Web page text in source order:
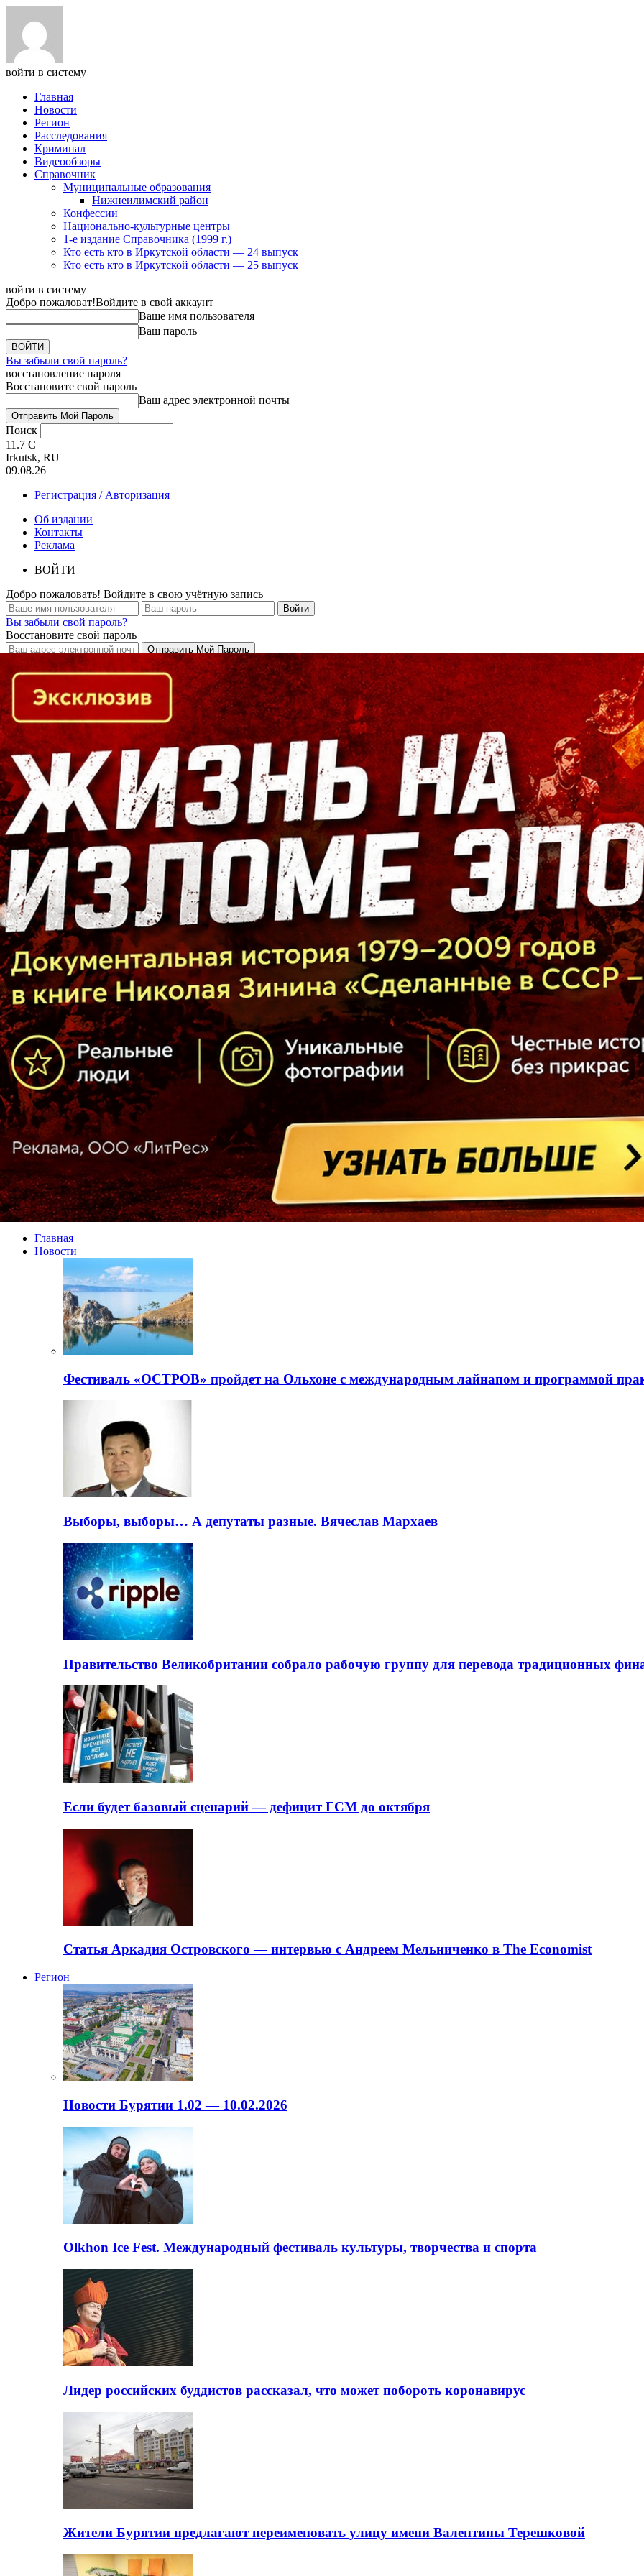
войти в систему
Главная
Новости
Регион
Расследования
Криминал
Видеообзоры
Справочник
Муниципальные образования
Нижнеилимский район
Конфессии
Национально-культурные центры
1-е издание Справочника (1999 г.)
Кто есть кто в Иркутской области — 24 выпуск
Кто есть кто в Иркутской области — 25 выпуск
войти в систему
Добро пожаловат!Войдите в свой аккаунт
Ваше имя пользователя
Ваш пароль
Вы забыли свой пароль?
восстановление пароля
Восстановите свой пароль
Ваш адрес электронной почты
Поиск
11.7 C
Irkutsk, RU
09.08.26
Регистрация / Авторизация
Об издании
Контакты
Реклама
ВОЙТИ
Добро пожаловать! Войдите в свою учётную запись
Вы забыли свой пароль?
Восстановите свой пароль
Кто есть кто в Байкальском регионе
Главная
Новости
Фестиваль «ОСТРОВ» пройдет на Ольхоне с международным лайнапом и программой
Выборы, выборы… А депутаты разные. Вячеслав Мархаев
Правительство Великобритании собрало рабочую группу для перевода традиционных
Если будет базовый сценарий — дефицит ГСМ до октября
Статья Аркадия Островского — интервью с Андреем Мельниченко в The Economist
Регион
Новости Бурятии 1.02 — 10.02.2026
Olkhon Ice Fest. Международный фестиваль культуры, творчества и спорта
Лидер российских буддистов рассказал, что может побороть коронавирус
Жители Бурятии предлагают переименовать улицу имени Валентины Терешковой